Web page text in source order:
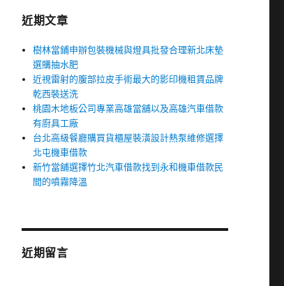
近期文章
樹林當鋪申辦包裝機械與燈具批發合理新北床墊
選購抽水肥
近視雷射的腹部拉皮手術最大的影印機租賃品牌
乾西裝送洗
桃園木地板公司專業高雄當舖以及高雄汽車借款
有廚具工廠
台北高級餐廳購買貨櫃屋裝潢設計熱泵維修選擇
北屯機車借款
新竹當舖選擇竹北汽車借款找到永和機車借款民
間的噴霧降溫
近期留言